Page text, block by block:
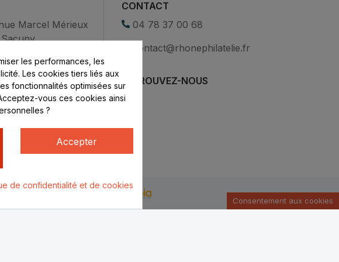
Marcel Mérieux
vendredi :
sur Rendez-
CONTACT
04 78 37 00 68
contact@rhonephilatelie.fr
RETROUVEZ-NOUS
les performances, les
Les cookies tiers liés aux
fonctionnalités optimisées sur
vous ces cookies ainsi
?
Accepter
de confidentialité et de cookies
Consentement aux cookies